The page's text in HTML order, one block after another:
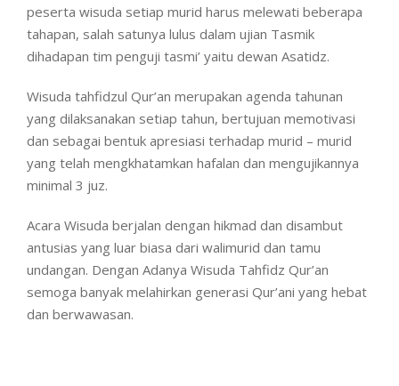
peserta wisuda setiap murid harus melewati beberapa
tahapan, salah satunya lulus dalam ujian Tasmik
dihadapan tim penguji tasmi’ yaitu dewan Asatidz.
Wisuda tahfidzul Qur’an merupakan agenda tahunan
yang dilaksanakan setiap tahun, bertujuan memotivasi
dan sebagai bentuk apresiasi terhadap murid – murid
yang telah mengkhatamkan hafalan dan mengujikannya
minimal 3 juz.
Acara Wisuda berjalan dengan hikmad dan disambut
antusias yang luar biasa dari walimurid dan tamu
undangan. Dengan Adanya Wisuda Tahfidz Qur’an
semoga banyak melahirkan generasi Qur’ani yang hebat
dan berwawasan.